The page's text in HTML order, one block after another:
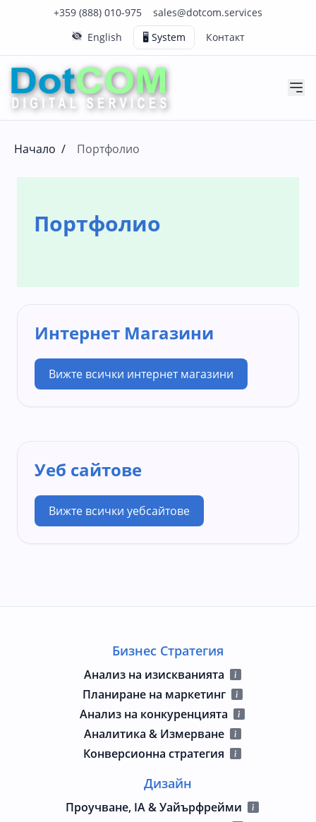
+359 (888) 010-975
Нашия телефонен номер е 0888010975
sales@dotcom.services
Нашия имейл адрес е sales@dotcom.services
English
🖥️ System Контакт
Начало / Портфолио
Портфолио
Интернет Магазини
Вижте всички интернет магазини
Уеб сайтове
Вижте всички уебсайтове
Бизнес Стратегия
Анализ на изискванията
Планиране на маркетинг
Анализ на конкуренцията
Аналитика & Измерване
Конверсионна стратегия
Дизайн
Проучване, IA & Уайърфрейми